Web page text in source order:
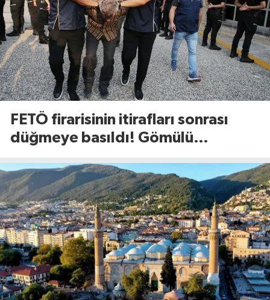
FETÖ firarisinin itirafları sonrası
düğmeye basıldı! Gömülü